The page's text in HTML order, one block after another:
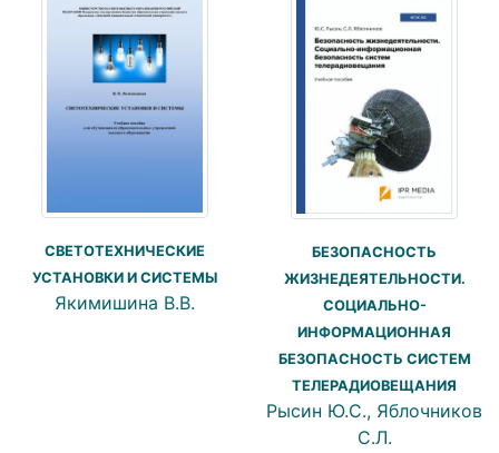
СВЕТОТЕХНИЧЕСКИЕ
УСТАНОВКИ И СИСТЕМЫ
Якимишина В.В.
БЕЗОПАСНОСТЬ
ЖИЗНЕДЕЯТЕЛЬНОСТИ.
СОЦИАЛЬНО-
ИНФОРМАЦИОННАЯ
БЕЗОПАСНОСТЬ СИСТЕМ
ТЕЛЕРАДИОВЕЩАНИЯ
Рысин Ю.С., Яблочников
С.Л.